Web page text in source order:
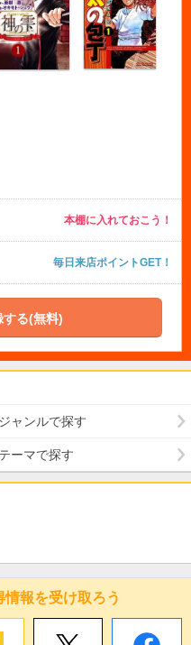
本棚に入れておこう！
毎日来店ポイントGET！
る(無料)
ジャンルで探す
テーマで探す
情報を受け取ろう